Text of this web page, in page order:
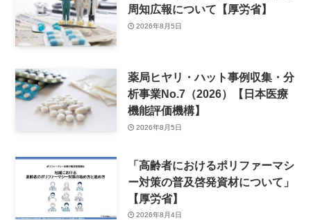
周知広報について【厚労省】
2026年8月5日
薬局ヒヤリ・ハット事例収集・分
析事業No.7（2026）【日本医療
機能評価機構】
2026年8月5日
「高齢者におけるポリファーマシ
ー対策の普及啓発資材について」
【厚労省】
2026年8月4日